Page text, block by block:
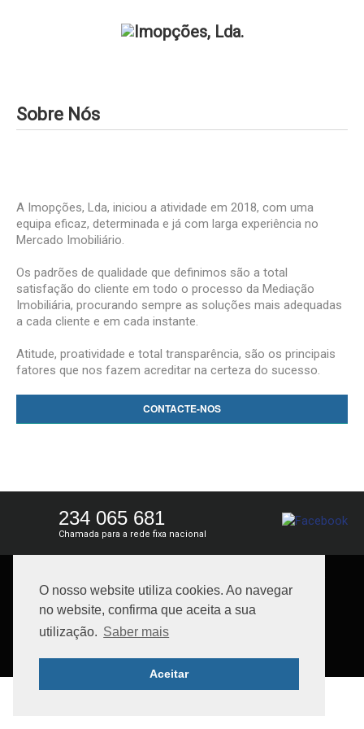
O nosso website utiliza cookies. Ao navegar
no website, confirma que aceita a sua
utilização. Saber mais
Aceitar
Sobre Nós
A Imopções, Lda, iniciou a atividade em 2018, com uma
equipa eficaz, determinada e já com larga experiência no
Mercado Imobiliário.
Os padrões de qualidade que definimos são a total
satisfação do cliente em todo o processo da Mediação
Imobiliária, procurando sempre as soluções mais adequadas
a cada cliente e em cada instante.
Atitude, proatividade e total transparência, são os principais
fatores que nos fazem acreditar na certeza do sucesso.
CONTACTE-NOS
234 065 681
Chamada para a rede fixa nacional
reservados. Powered by Imospot
Política de Privacidade |Política de Cookies
Reclamações